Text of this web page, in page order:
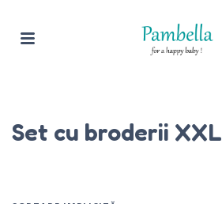
Set cu broderii XXL